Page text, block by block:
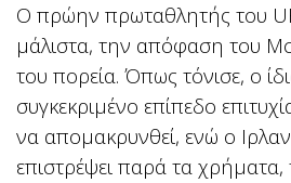
Ο πρώην πρωταθλητής του
μάλιστα, την απόφαση του
του πορεία. Όπως τόνισε, ο
συγκεκριμένο επίπεδο
να απομακρυνθεί, ενώ ο
επιστρέψει παρά τα χρήματα,